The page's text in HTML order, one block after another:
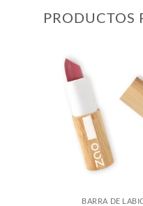
PRODUCTOS
BARRA DE